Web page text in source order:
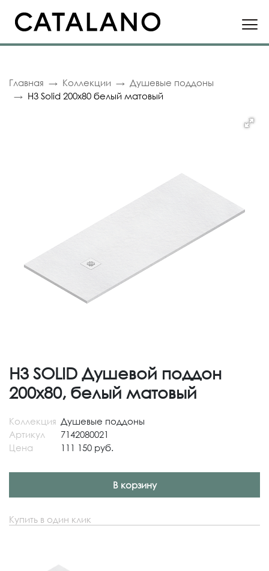
Главная Коллекции
Душевые поддоны
H3 Solid 200x80 белый матовый
H3 SOLID Душевой поддон
200x80, белый матовый
Коллекция Душевые поддоны
Артикул
7142080021
Цена
111 150 руб.
В корзину
Купить в один клик